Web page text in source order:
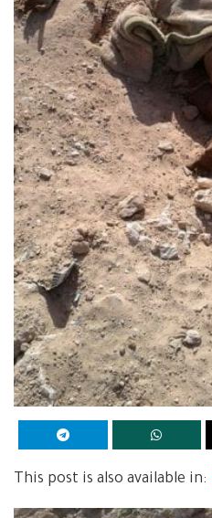
This post is also available in: